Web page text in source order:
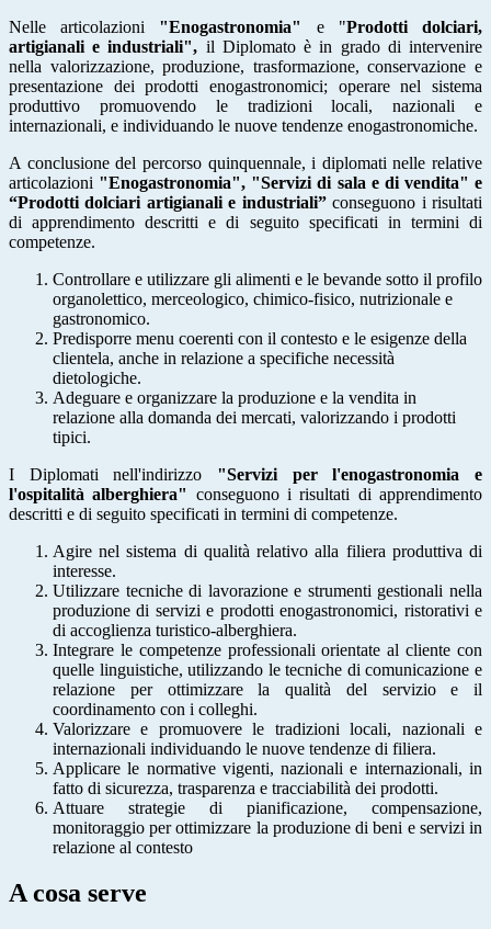
Nelle articolazioni "Enogastronomia" e "Prodotti dolciari,
artigianali e industriali", il Diplomato è in grado di intervenire
nella valorizzazione, produzione, trasformazione, conservazione e
presentazione dei prodotti enogastronomici; operare nel sistema
produttivo promuovendo le tradizioni locali, nazionali e
internazionali, e individuando le nuove tendenze enogastronomiche.
A conclusione del percorso quinquennale, i diplomati nelle relative
articolazioni "Enogastronomia", "Servizi di sala e di vendita" e
“Prodotti dolciari artigianali e industriali”conseguono i risultati
di apprendimento descritti e di seguito specificati in termini di
competenze.
Controllare e utilizzare gli alimenti e le bevande sotto il profilo
organolettico, merceologico, chimico-fisico, nutrizionale e
gastronomico.
Predisporre menu coerenti con il contesto e le esigenze della
clientela, anche in relazione a specifiche necessità
dietologiche.
Adeguare e organizzare la produzione e la vendita in
relazione alla domanda dei mercati, valorizzando i prodotti
tipici.
I Diplomati nell'indirizzo "Servizi per l'enogastronomia e
l'ospitalità alberghiera" conseguono i risultati di apprendimento
descritti e di seguito specificati in termini di competenze.
Agire nel sistema di qualità relativo alla filiera produttiva di
interesse.
Utilizzare tecniche di lavorazione e strumenti gestionali nella
produzione di servizi e prodotti enogastronomici, ristorativi e
di accoglienza turistico-alberghiera.
Integrare le competenze professionali orientate al cliente con
quelle linguistiche,utilizzando le tecniche di comunicazione e
relazione per ottimizzare la qualità del servizioe il
coordinamento con i colleghi.
Valorizzare e promuovere le tradizioni locali, nazionali e
internazionali individuando le nuove tendenze di filiera.
Applicare le normative vigenti, nazionali e internazionali, in
fatto di sicurezza, trasparenza e tracciabilità dei prodotti.
Attuare strategie di pianificazione, compensazione,
monitoraggio per ottimizzare la produzione di beni e servizi in
relazione al contesto
A cosa serve